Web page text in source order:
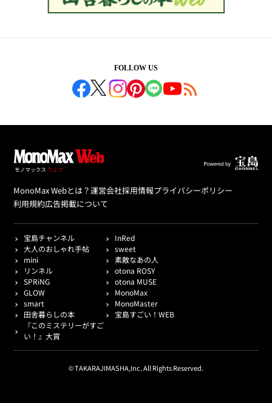
FOLLOW US
MonoMax Webとは？運営会社採用情報プライバシーポリシー
利用規約広告掲載について
宝島チャンネル
InRed
大人のおしゃれ手帖
sweet
mini
素敵なあの人
リンネル
otona ROSY
SPRiNG
otona MUSE
GLOW
MonoMax
smart
MonoMaster
田舎暮らしの本
宝島すごい！WEB
『このミステリーがすご
い！』大賞
© TAKARAJIMASHA,Inc. All Rights Reserved.